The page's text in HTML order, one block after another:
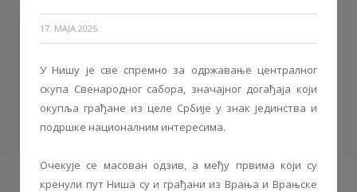
17. МАЈА 2025.
У Нишу је све спремно за одржавање централног
скупа Свенародног сабора, значајног догађаја који
окупља грађане из целе Србије у знак јединства и
подршке националним интересима.
Очекује се масован одзив, а међу првима који су
кренули пут Ниша су и грађани из Врања и Врањске